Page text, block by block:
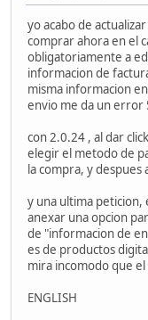
yo acabo de
comprar ahora en el
obligatoriamente a
informacion de
misma informacion
envio me da un error
con 2.0.24 , al dar
elegir el metodo de
la compra, y despues
y una ultima peticion,
anexar una opcion
de "informacion de
es de productos
mira incomodo que
ENGLISH